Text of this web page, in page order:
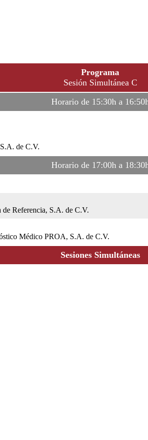
Programa
Sesión Simultánea C
Horario de 15:30h a
de C.V.
Horario de 17:00h a
Referencia, S.A. de C.V.
Médico PROA, S.A. de C.V.
Sesiones Simultáneas